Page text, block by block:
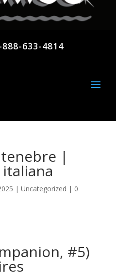
888-633-4814
|
| Uncategorized | 0
#5)